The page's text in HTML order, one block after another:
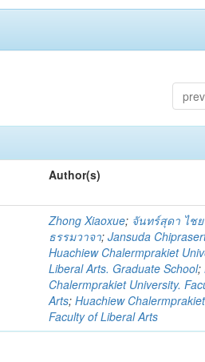
Author(s)
Zhong Xiaoxue; จันทร์สุดา ไช
ธรรมวาจา;Jansuda
Huachiew Chalermprakiet
Liberal Arts. Graduate School;
Chalermprakiet University.
Arts;Huachiew
Faculty of Liberal Arts